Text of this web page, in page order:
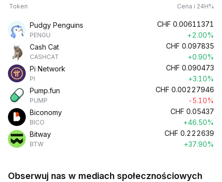
Token Cena i 24H%
Pudgy Penguins
PENGU
CHF 0.00611371
+2.00%
Cash Cat
CASHCAT
CHF 0.097835
+0.90%
Pi Network
PI
CHF 0.090473
+3.10%
Pump.fun
PUMP
CHF 0.00227946
-5.10%
Biconomy
BICO
CHF 0.05437
+46.50%
Bitway
BTW
CHF 0.222639
+37.90%
Obserwuj nas w mediach społecznościowych